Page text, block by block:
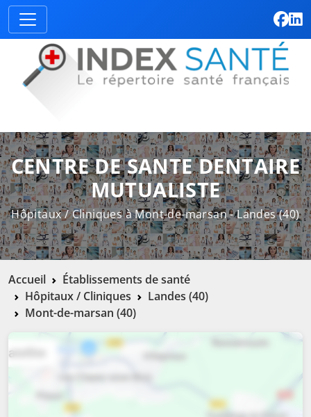
CENTRE DE SANTE DENTAIRE
MUTUALISTE
Hôpitaux / Cliniques à Mont-de-marsan - Landes (40)
Accueil
Établissements de santé
Hôpitaux / Cliniques
Landes (40)
Mont-de-marsan (40)